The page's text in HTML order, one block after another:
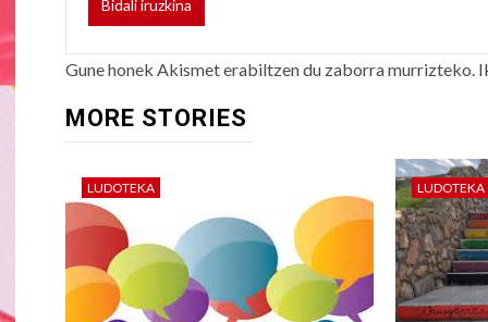
Gune honek Akismet erabiltzen du zaborra murrizteko.
MORE STORIES
LUDOTEKA LUDOTEKA